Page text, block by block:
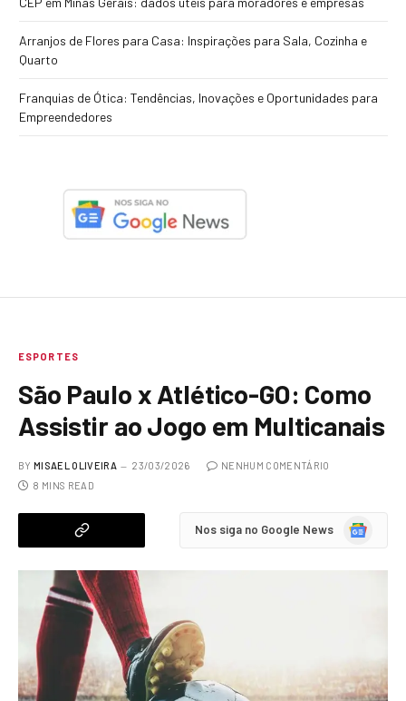
Arranjos de Flores para Casa: Inspirações para Sala, Cozinha e
Quarto
Franquias de Ótica: Tendências, Inovações e Oportunidades para
Empreendedores
ESPORTES
São Paulo x Atlético-GO: Como
Assistir ao Jogo em Multicanais
BY MISAEL OLIVEIRA 23/03/2026
NENHUM COMENTÁRIO
8 MINS READ
Nos siga no Google News
Google